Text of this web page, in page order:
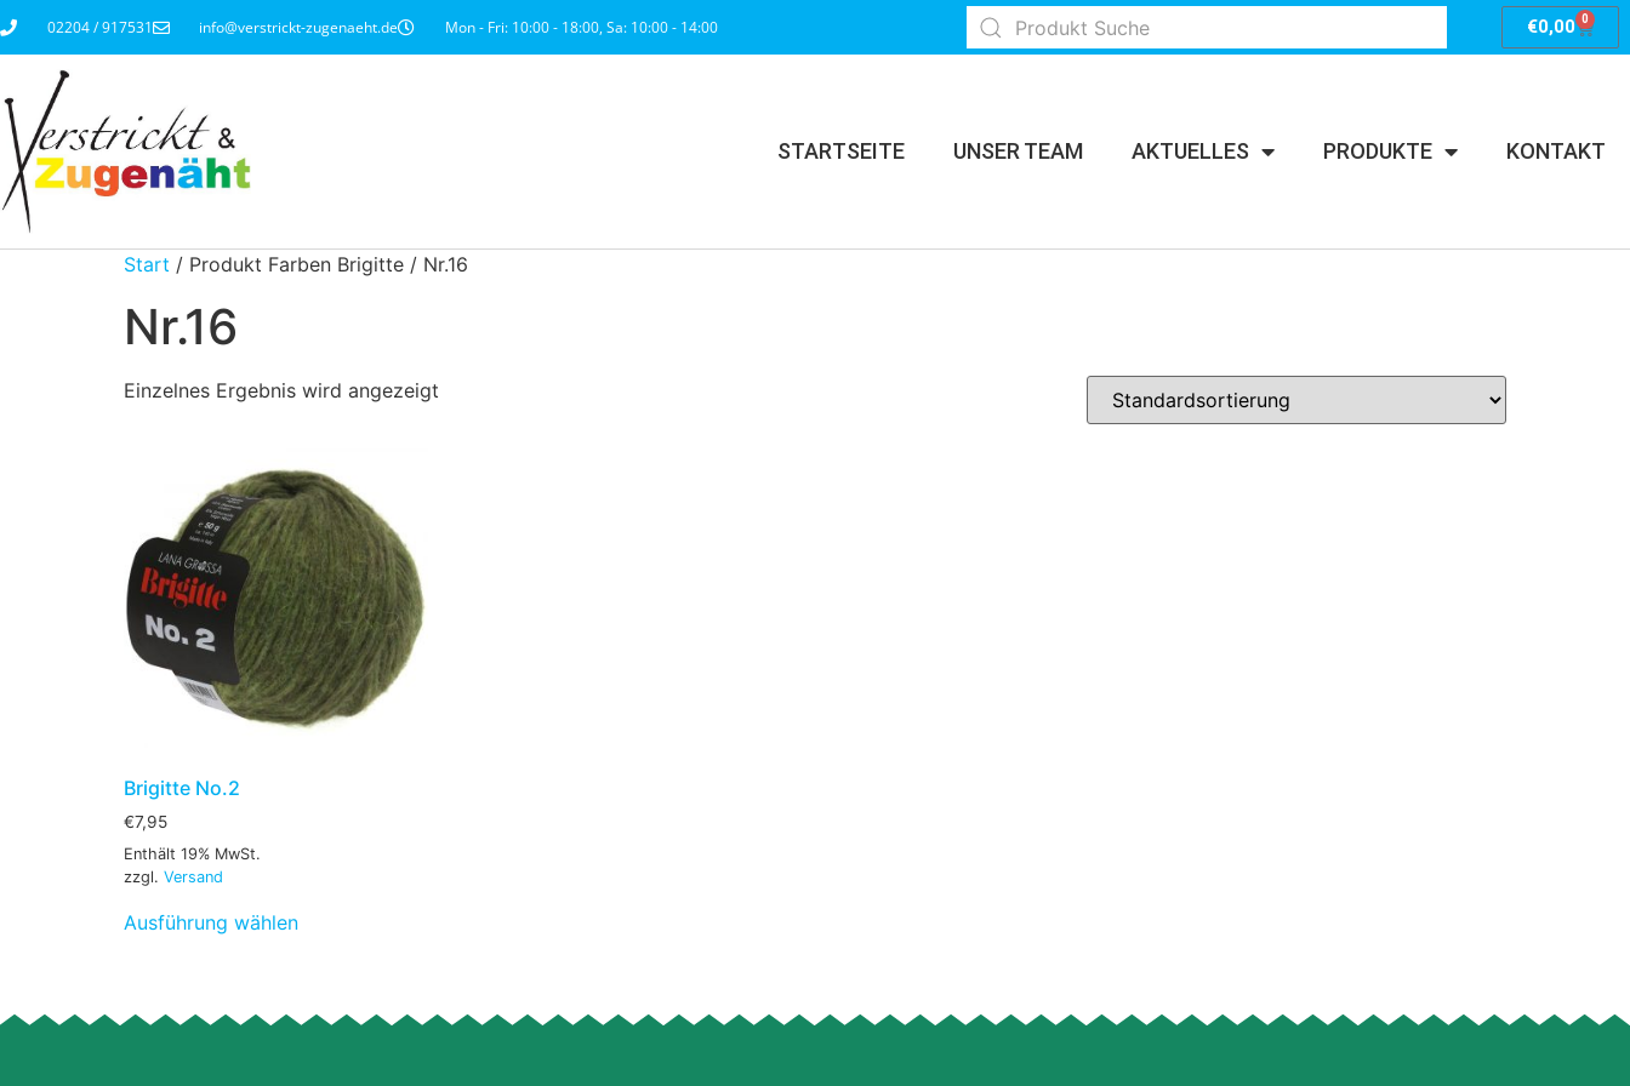
02204 / 917531 info@verstrickt-zugenaeht.de Mon - Fri: 10:00 - 18:00, Sa: 10:00 - 14:00 €0,00 0
STARTSEITE UNSER TEAM AKTUELLES PRODUKTE KONTAKT
Start / Produkt Farben Brigitte / Nr.16
Nr.16
Einzelnes Ergebnis wird angezeigt
Brigitte No.2
€7,95
Enthält 19% MwSt.
zzgl. Versand
Ausführung wählen